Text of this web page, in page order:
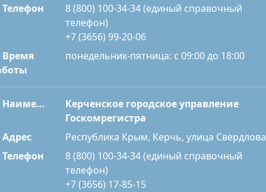
Телефон
8 (800) 100-34-34 (единый справочный
телефон)
+7 (3656) 99-20-06
Время
понедельник-пятница: с 09:00 до 18:00
Наименование
Керченское городское управление
Госкомрегистра
Адрес
Республика Крым, Керчь, улица
Телефон
8 (800) 100-34-34 (единый справочный
телефон)
+7 (3656) 17-85-15